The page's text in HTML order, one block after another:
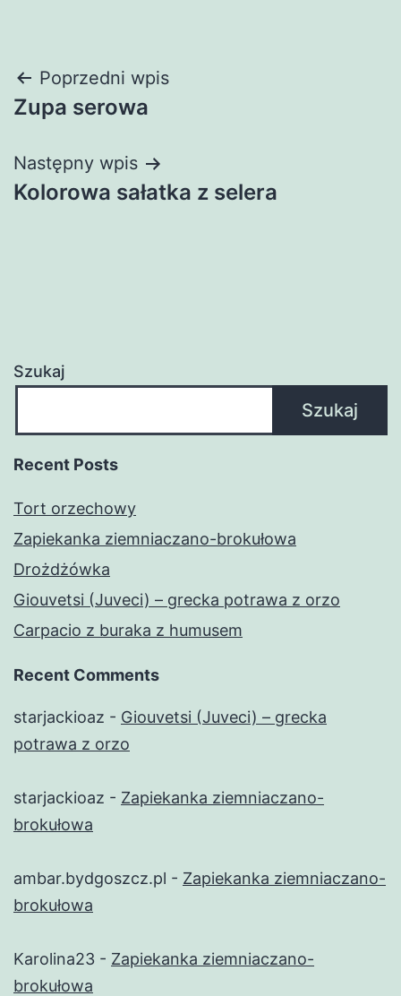
Nawigacja
wpisu
Poprzedni wpis
Zupa serowa
Następny wpis
Kolorowa sałatka z selera
Szukaj
Szukaj
Recent Posts
Tort orzechowy
Zapiekanka ziemniaczano-brokułowa
Drożdżówka
Giouvetsi (Juveci) – grecka potrawa z orzo
Carpacio z buraka z humusem
Recent Comments
starjackioaz - Giouvetsi (Juveci) – grecka
potrawa z orzo
starjackioaz - Zapiekanka ziemniaczano-
brokułowa
ambar.bydgoszcz.pl - Zapiekanka ziemniaczano-
brokułowa
Karolina23 - Zapiekanka ziemniaczano-
brokułowa